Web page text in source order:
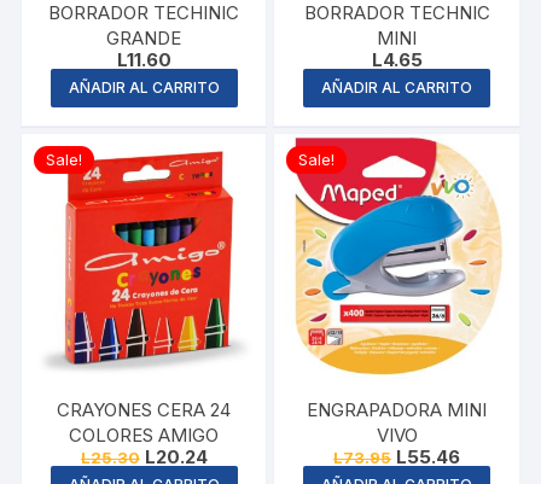
BORRADOR TECHINIC
GRANDE
L11.60
AÑADIR AL CARRITO
BORRADOR TECHNIC
MINI
L4.65
AÑADIR AL CARRITO
Sale!
CRAYONES CERA 24
COLORES AMIGO
L25.30 Original
price
L20.24Current
price
Sale!
ENGRAPADORA MINI
VIVO
L73.95 Original
price
L55.46Current
price